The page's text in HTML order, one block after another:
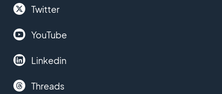
Twitter
YouTube
Linkedin
Threads